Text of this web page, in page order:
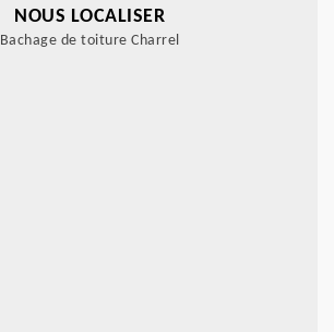
NOUS LOCALISER
Bachage de toiture Charrel